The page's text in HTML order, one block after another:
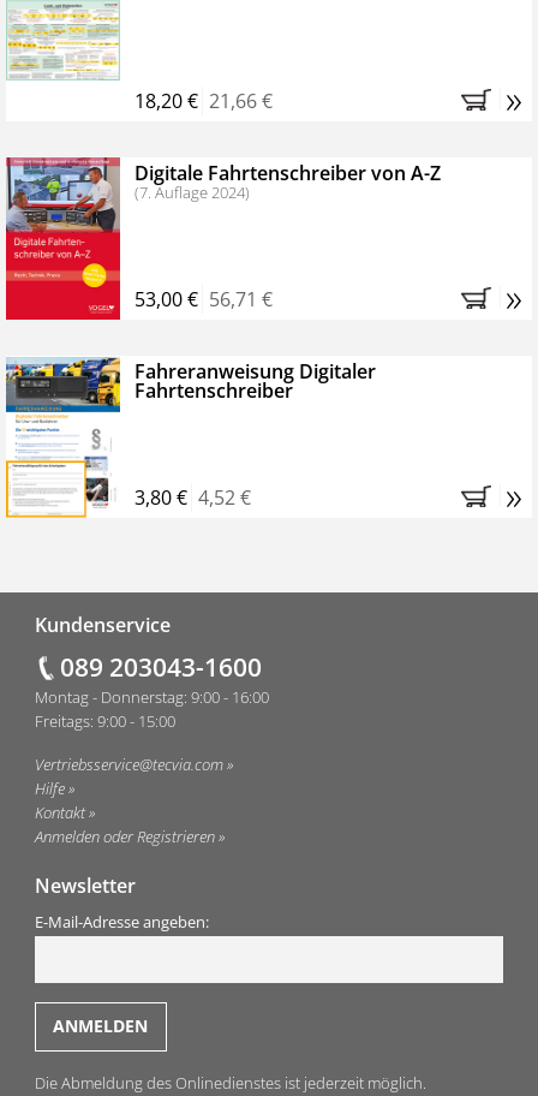
Bestellen Sie jetzt das VerkehrsRundschau Profipaket im
Kennenlern-Abo für zwei Monate (inkl. der derzeitig
Monaten brauchen Sie nichts weiter tun, das
Abonnement endet automatisch, es entstehen keine
weiteren Verpflichtungen.
18,20 € 21,66 € »
Digitale Fahrtenschreiber von A-Z
(7. Auflage 2024)
53,00 € 56,71 € »
Fahreranweisung Digitaler
Fahrtenschreiber
3,80 € 4,52 € »
Kundenservice
089 203043-1600
Montag - Donnerstag: 9:00 - 16:00
Freitags: 9:00 - 15:00
Vertriebsservice@tecvia.com
Hilfe
Kontakt
Anmelden oder Registrieren
Newsletter
E-Mail-Adresse angeben:
Die Abmeldung des Onlinedienstes ist jederzeit möglich.